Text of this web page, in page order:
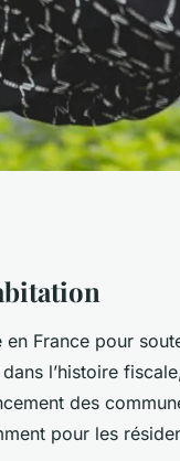
qui
en France pour
l’histoire
des
pour les